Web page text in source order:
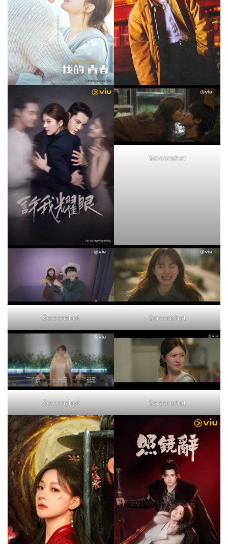
Screenshot
Screenshot Screenshot
Screenshot Screenshot